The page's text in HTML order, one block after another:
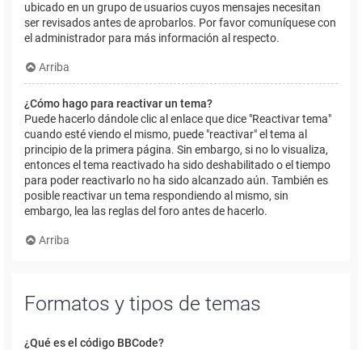
ubicado en un grupo de usuarios cuyos mensajes necesitan
ser revisados antes de aprobarlos. Por favor comuníquese con
el administrador para más información al respecto.
Arriba
¿Cómo hago para reactivar un tema?
Puede hacerlo dándole clic al enlace que dice "Reactivar tema"
cuando esté viendo el mismo, puede "reactivar" el tema al
principio de la primera página. Sin embargo, si no lo visualiza,
entonces el tema reactivado ha sido deshabilitado o el tiempo
para poder reactivarlo no ha sido alcanzado aún. También es
posible reactivar un tema respondiendo al mismo, sin
embargo, lea las reglas del foro antes de hacerlo.
Arriba
Formatos y tipos de temas
¿Qué es el código BBCode?